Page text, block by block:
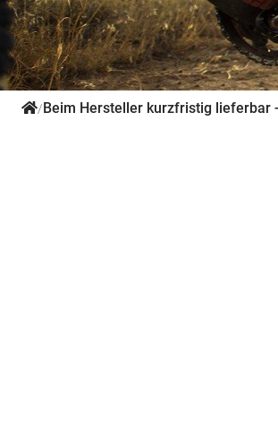
/Beim Hersteller kurzfristig lieferbar